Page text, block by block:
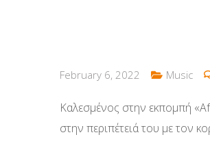
February 6, 2022 Music
Καλεσμένος στην εκπομπή
στην περιπέτειά του με τον